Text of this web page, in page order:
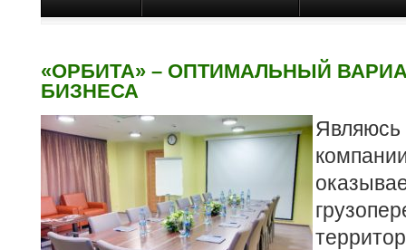
«ОРБИТА» – ОПТИМАЛЬНЫЙ
БИЗНЕСА